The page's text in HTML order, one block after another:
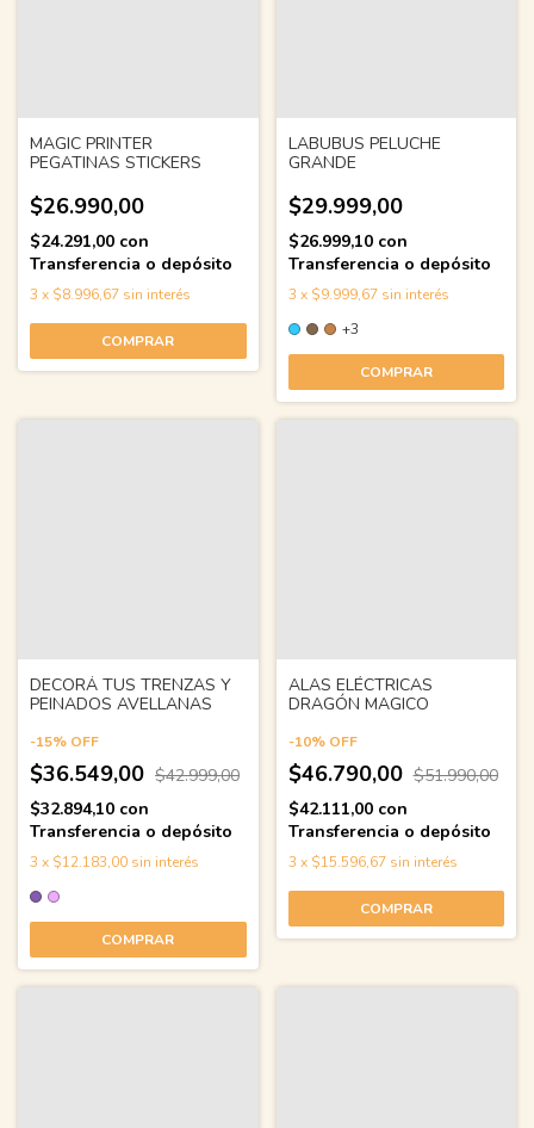
MAGIC PRINTER
PEGATINAS STICKERS
$26.990,00
$24.291,00 con
Transferencia o depósito
3 x $8.996,67 sin interés
COMPRAR
LABUBUS PELUCHE
GRANDE
$29.999,00
$26.999,10 con
Transferencia o depósito
3 x $9.999,67 sin interés
+3
COMPRAR
DECORÁ TUS TRENZAS Y
PEINADOS AVELLANAS
-15% OFF
$36.549,00 $42.999,00
$32.894,10 con
Transferencia o depósito
3 x $12.183,00 sin interés
COMPRAR
ALAS ELÉCTRICAS
DRAGÓN MAGICO
-10% OFF
$46.790,00 $51.990,00
$42.111,00 con
Transferencia o depósito
3 x $15.596,67 sin interés